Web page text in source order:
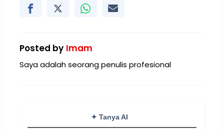
Posted by Imam
Saya adalah seorang penulis profesional
✦ Tanya AI